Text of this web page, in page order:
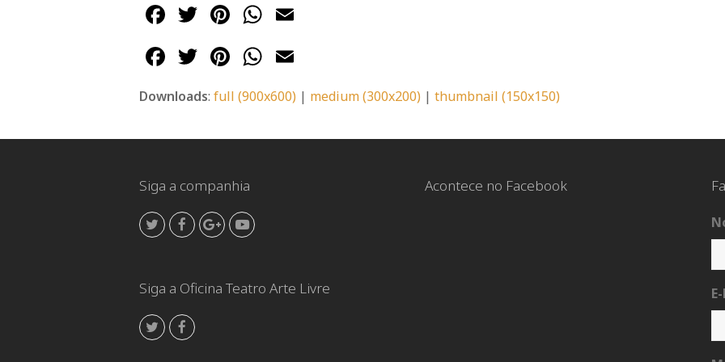
Facebook
Twitter
Pinterest
WhatsApp
Facebook
Twitter
Pinterest
WhatsApp
Downloads: full (900x600) | medium (300x200) | thumbnail (150x150)
Siga a companhia
TwitterFacebookGooglePlus
Youtube
Siga a Oficina Teatro Arte Livre
TwitterFacebook
Acontece no Facebook